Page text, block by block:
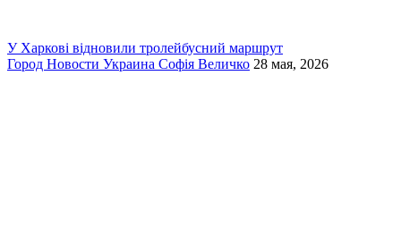
У Харкові відновили тролейбусний маршрут
Город Новости Украина Софія Величко 28 мая, 2026